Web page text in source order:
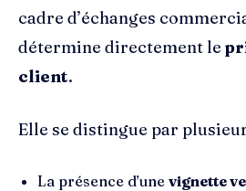
cadre d’échanges
détermine directement le
client.
Elle se distingue par
La présence d’une vignette